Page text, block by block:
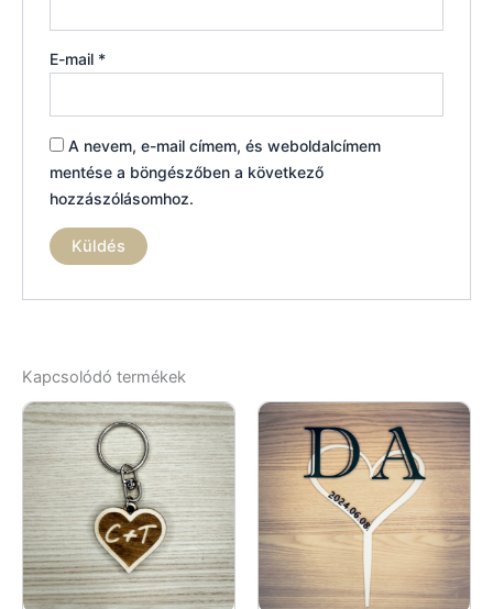
E-mail *
A nevem, e-mail címem, és weboldalcímem
mentése a böngészőben a következő
hozzászólásomhoz.
Kapcsolódó termékek